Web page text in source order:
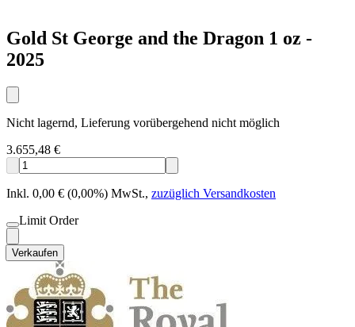
Gold St George and the Dragon 1 oz -
2025
Nicht lagernd, Lieferung vorübergehend nicht möglich
3.655,48 €
Inkl. 0,00 € (0,00%) MwSt., zuzüglich Versandkosten
Limit Order
Verkaufen